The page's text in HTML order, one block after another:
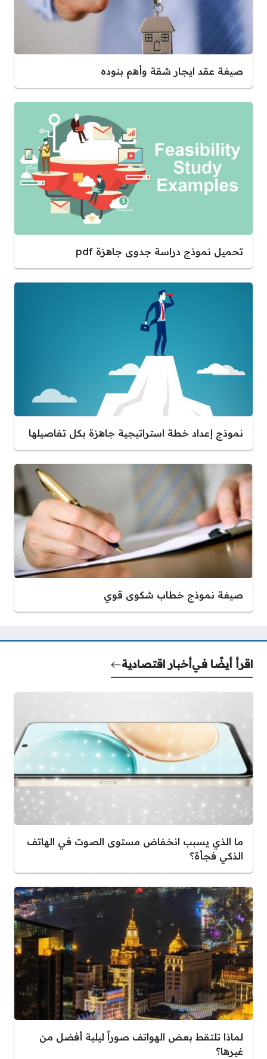
صيغة عقد ايجار شقة وأهم بنوده
تحميل نموذج دراسة جدوى جاهزة pdf
نموذج إعداد خطة استراتيجية جاهزة بكل تفاصيلها
صيغة نموذج خطاب شكوى قوي
اقرأ أيضًا فيأخبار اقتصادية
ما الذي يسبب انخفاض مستوى الصوت في الهاتف
الذكي فجأة؟
لماذا تلتقط بعض الهواتف صوراً ليلية أفضل من
غيرها؟